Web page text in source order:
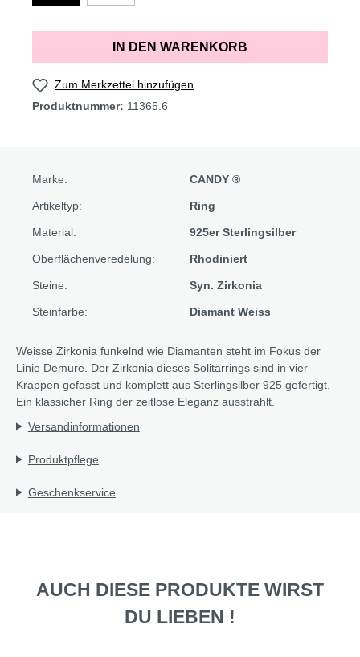
IN DEN WARENKORB
Zum Merkzettel hinzufügen
Produktnummer: 11365.6
Marke: CANDY ®
Artikeltyp: Ring
Material: 925er Sterlingsilber
Oberflächenveredelung: Rhodiniert
Steine: Syn. Zirkonia
Steinfarbe: Diamant Weiss
Weisse Zirkonia funkelnd wie Diamanten steht im Fokus der
Linie Demure. Der Zirkonia dieses Solitärrings sind in vier
Krappen gefasst und komplett aus Sterlingsilber 925 gefertigt.
Ein klassicher Ring der zeitlose Eleganz ausstrahlt.
Versandinformationen
Produktpflege
Geschenkservice
AUCH DIESE PRODUKTE WIRST
DU LIEBEN !